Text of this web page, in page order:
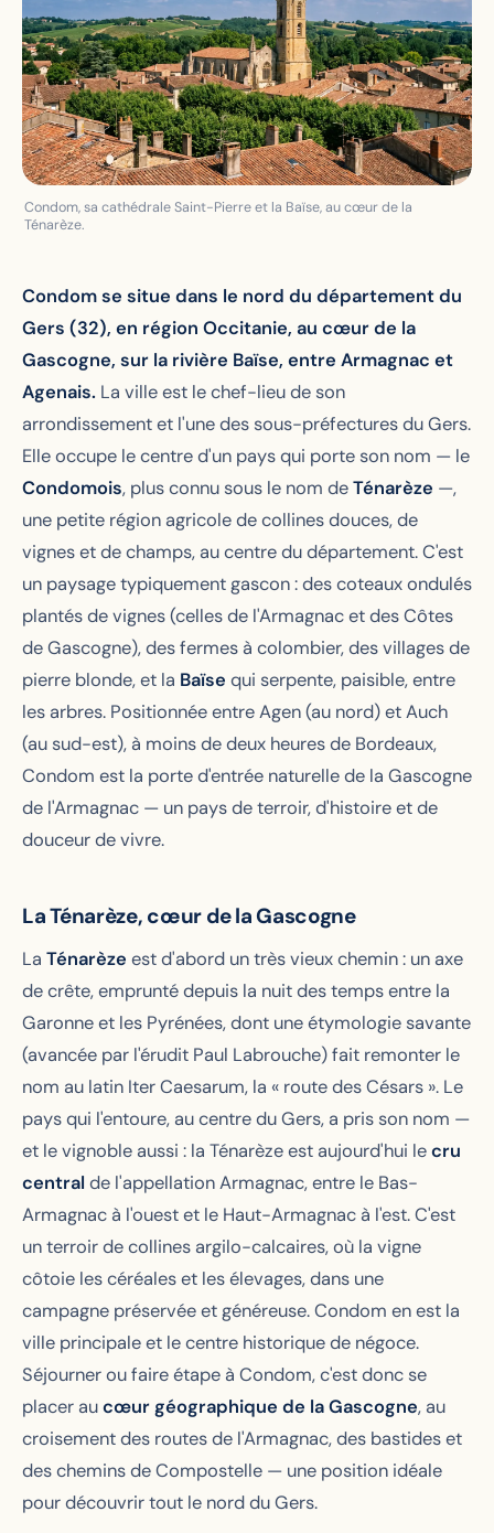
Condom, sa cathédrale Saint-Pierre et la Baïse, au cœur de la
Ténarèze.
Condom se situe dans le nord du département du
Gers (32), en région Occitanie, au cœur de la
Gascogne, sur la rivière Baïse, entre Armagnac et
Agenais. La ville est le chef-lieu de son
arrondissement et l'une des sous-préfectures du Gers.
Elle occupe le centre d'un pays qui porte son nom — le
Condomois, plus connu sous le nom deTénarèze —,
une petite région agricole de collines douces, de
vignes et de champs, au centre du département. C'est
un paysage typiquement gascon : des coteaux ondulés
plantés de vignes (celles de l'Armagnac et des Côtes
de Gascogne), des fermes à colombier, des villages de
pierre blonde, et la Baïse qui serpente, paisible, entre
les arbres. Positionnée entre Agen (au nord) et Auch
(au sud-est), à moins de deux heures de Bordeaux,
Condom est la porte d'entrée naturelle de la Gascogne
de l'Armagnac — un pays de terroir, d'histoire et de
douceur de vivre.
La Ténarèze, cœur de la Gascogne
La Ténarèze est d'abord un très vieux chemin : un axe
de crête, emprunté depuis la nuit des temps entre la
Garonne et les Pyrénées, dont une étymologie savante
(avancée par l'érudit Paul Labrouche) fait remonter le
nom au latin Iter Caesarum, la « route des Césars ». Le
pays qui l'entoure, au centre du Gers, a pris son nom —
et le vignoble aussi : la Ténarèze est aujourd'hui lecru
central de l'appellation Armagnac, entre le Bas-
Armagnac à l'ouest et le Haut-Armagnac à l'est. C'est
un terroir de collines argilo-calcaires, où la vigne
côtoie les céréales et les élevages, dans une
campagne préservée et généreuse. Condom en est la
ville principale et le centre historique de négoce.
Séjourner ou faire étape à Condom, c'est donc se
placer aucœur géographique de la Gascogne, au
croisement des routes de l'Armagnac, des bastides et
des chemins de Compostelle — une position idéale
pour découvrir tout le nord du Gers.